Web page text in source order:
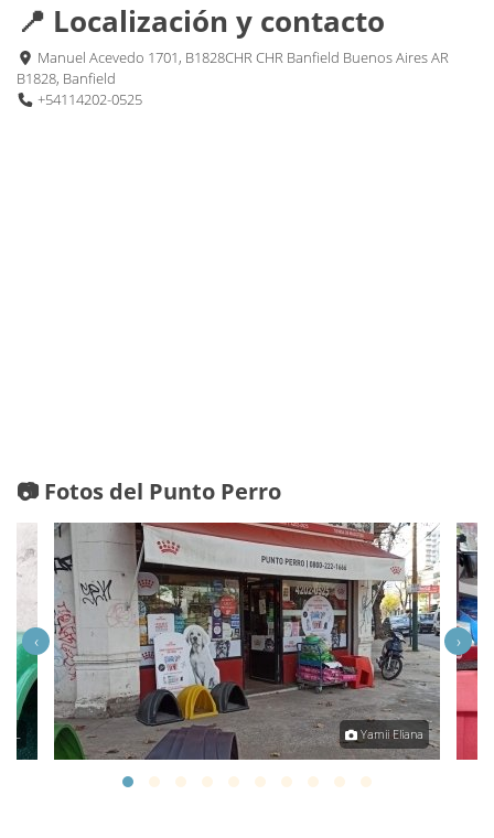
📍 Localización y contacto
Manuel Acevedo 1701, B1828CHR CHR Banfield Buenos Aires AR
B1828, Banfield
+54114202-0525
📷 Fotos del Punto Perro
Yamii Eliana
‹ ›